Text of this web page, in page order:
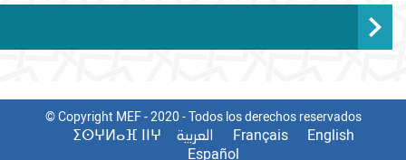
© Copyright MEF - 2020 - Todos los derechos reservados
ⵉⵙⵖⵍⴰⴼ ⵏⵏⵖ العربية Français
English
Español